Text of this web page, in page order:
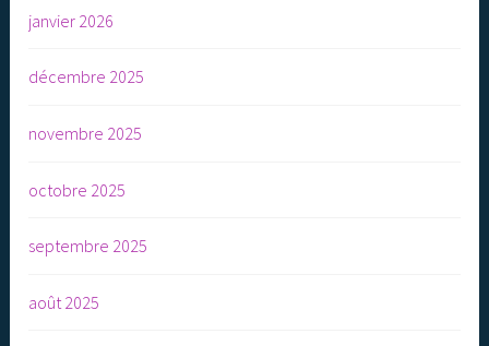
janvier 2026
décembre 2025
novembre 2025
octobre 2025
septembre 2025
août 2025